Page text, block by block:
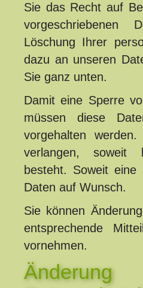
Sie das Recht auf
vorgeschriebenen
Löschung Ihrer
dazu an unseren
Sie ganz unten.
Damit eine Sperre
müssen diese
vorgehalten
verlangen, soweit
besteht. Soweit
Daten auf Wunsch.
Sie können
entsprechende
vornehmen.